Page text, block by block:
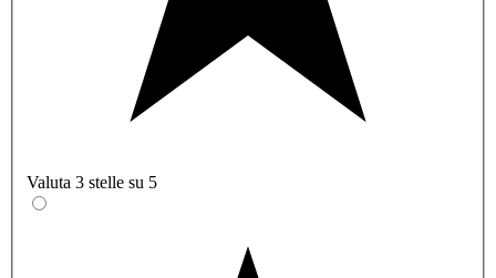
Valuta 3 stelle su 5